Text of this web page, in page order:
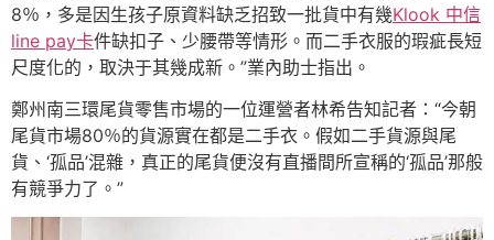
8％，多是因生孩子原資料缺乏招致一批貨中有幾Klook 中信
line pay卡件缺扣子、少腰帶等情形。而二手衣服的瑕疵長短
尺度化的，取決于其幾成新。”業內助士指出。
鄭州南三環尾貨零售市場的一位運營者林希告知記者：“今朝
尾貨市場80％的貨源實在都是二手衣。假如二手貨源與尾
貨、‘孤品’混雜，真正的尾貨便沒有直播間所宣稱的‘孤品’那般
有競爭力了。”